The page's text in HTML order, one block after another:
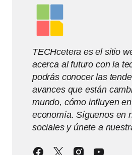
TECHcetera es el sitio
acerca al futuro con la
podrás conocer las
avances que están
mundo, cómo influyen
economía. Síguenos en
sociales y únete a